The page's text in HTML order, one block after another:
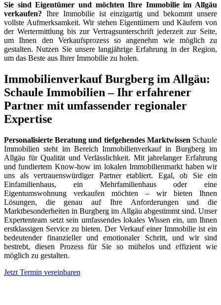
Sie sind Eigentümer und möchten Ihre Immobilie im Allgäu
verkaufen? Ihre Immobilie ist einzigartig und bekommt unsere
vollste Aufmerksamkeit. Wir stehen Eigentümern und Käufern von
der Wertermittlung bis zur Vertragsunterschrift jederzeit zur Seite,
um Ihnen den Verkaufsprozess so angenehm wie möglich zu
gestalten. Nutzen Sie unsere langjährige Erfahrung in der Region,
um das Beste aus Ihrer Immobilie zu holen.
Immobilienverkauf Burgberg im Allgäu:
Schaule Immobilien – Ihr erfahrener
Partner mit umfassender regionaler
Expertise
Personalisierte Beratung und tiefgehendes Marktwissen Schaule
Immobilien steht im Bereich Immobilienverkauf in Burgberg im
Allgäu für Qualität und Verlässlichkeit. Mit jahrelanger Erfahrung
und fundiertem Know-how im lokalen Immobilienmarkt haben wir
uns als vertrauenswürdiger Partner etabliert. Egal, ob Sie ein
Einfamilienhaus, ein Mehrfamilienhaus oder eine
Eigentumswohnung verkaufen möchten – wir bieten Ihnen
Lösungen, die genau auf Ihre Anforderungen und die
Marktbesonderheiten in Burgberg im Allgäu abgestimmt sind. Unser
Expertenteam setzt sein umfassendes lokales Wissen ein, um Ihnen
erstklassigen Service zu bieten. Der Verkauf einer Immobilie ist ein
bedeutender finanzieller und emotionaler Schritt, und wir sind
bestrebt, diesen Prozess für Sie so mühelos und effizient wie
möglich zu gestalten.
Jetzt Termin vereinbaren